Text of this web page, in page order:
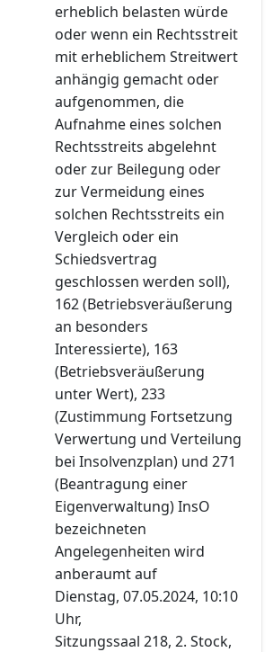
erheblich belasten würde
oder wenn ein Rechtsstreit
mit erheblichem Streitwert
anhängig gemacht oder
aufgenommen, die
Aufnahme eines solchen
Rechtsstreits abgelehnt
oder zur Beilegung oder
zur Vermeidung eines
solchen Rechtsstreits ein
Vergleich oder ein
Schiedsvertrag
geschlossen werden soll),
162 (Betriebsveräußerung
an besonders
Interessierte), 163
(Betriebsveräußerung
unter Wert), 233
(Zustimmung Fortsetzung
Verwertung und Verteilung
bei Insolvenzplan) und 271
(Beantragung einer
Eigenverwaltung) InsO
bezeichneten
Angelegenheiten wird
anberaumt auf
Dienstag, 07.05.2024, 10:10
Uhr,
Sitzungssaal 218, 2. Stock,